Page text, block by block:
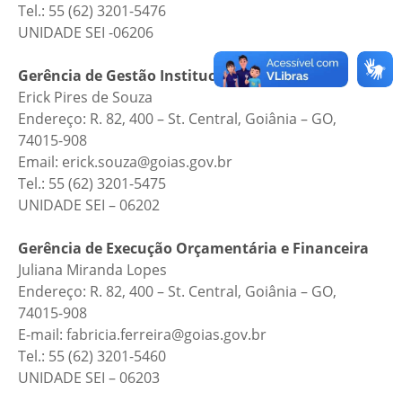
Tel.: 55 (62) 3201-5476
UNIDADE SEI -06206
Gerência de Gestão Institucional
Erick Pires de Souza
Endereço: R. 82, 400 – St. Central, Goiânia – GO,
74015-908
Email: erick.souza@goias.gov.br
Tel.: 55 (62) 3201-5475
UNIDADE SEI – 06202
Gerência de Execução Orçamentária e Financeira
Juliana Miranda Lopes
Endereço: R. 82, 400 – St. Central, Goiânia – GO,
74015-908
E-mail: fabricia.ferreira@goias.gov.br
Tel.: 55 (62) 3201-5460
UNIDADE SEI – 06203